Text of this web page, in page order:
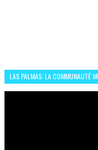
LAS PALMAS: LA COMMUNAUTÉ